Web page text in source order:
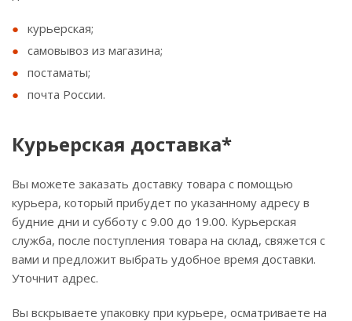
курьерская;
самовывоз из магазина;
постаматы;
почта России.
Курьерская доставка*
Вы можете заказать доставку товара с помощью
курьера, который прибудет по указанному адресу в
будние дни и субботу с 9.00 до 19.00. Курьерская
служба, после поступления товара на склад, свяжется с
вами и предложит выбрать удобное время доставки.
Уточнит адрес.
Вы вскрываете упаковку при курьере, осматриваете на